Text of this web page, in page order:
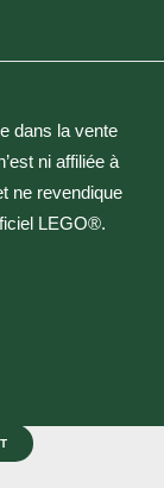
dans la vente
ni affiliée à
ne revendique
LEGO®.